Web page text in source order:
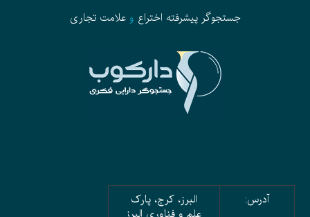
جستجوگر پیشرفته اختراع وعلامت تجاری
آدرس:
البرز، کرج، پارک